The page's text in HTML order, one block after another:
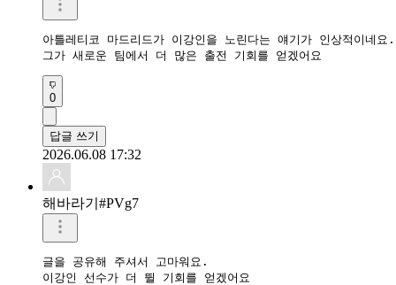
아틀레티코 마드리드가 이강인을 노린다는 얘기가 인상적이네요.
그가 새로운 팀에서 더 많은 출전 기회를 얻겠어요
0
답글 쓰기
2026.06.08 17:32
해바라기#PVg7
글을 공유해 주셔서 고마워요.
이강인 선수가 더 뛸 기회를 얻겠어요